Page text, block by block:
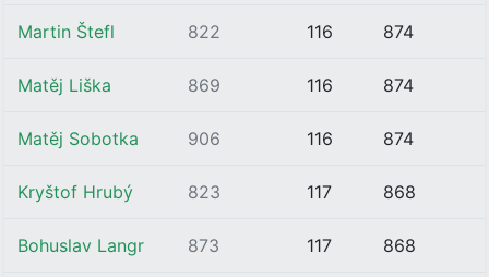
Martin Štefl 822 116 874
Matěj Liška 869 116 874
Matěj Sobotka 906 116 874
Kryštof Hrubý 823 117 868
Bohuslav Langr 873 117 868